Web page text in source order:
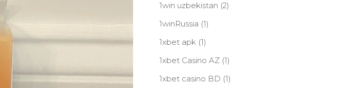
1win uzbekistan (2)
1winRussia (1)
1xbet apk (1)
1xbet Casino AZ(1)
1xbet casino BD (1)